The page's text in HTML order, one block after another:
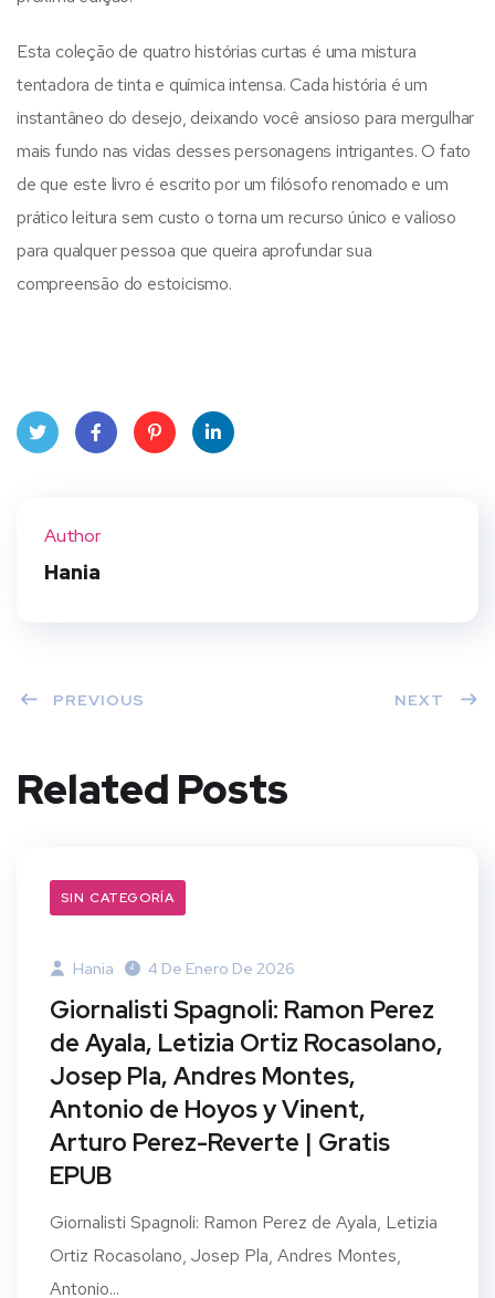
Esta coleção de quatro histórias curtas é uma mistura
tentadora de tinta e química intensa. Cada história é um
instantâneo do desejo, deixando você ansioso para mergulhar
mais fundo nas vidas desses personagens intrigantes. O fato
de que este livro é escrito por um filósofo renomado e um
prático leitura sem custo o torna um recurso único e valioso
para qualquer pessoa que queira aprofundar sua
compreensão do estoicismo.
Author
Hania
PREVIOUS NEXT
Related Posts
SIN CATEGORÍA
Hania 4 De Enero De 2026
Giornalisti Spagnoli: Ramon Perez
de Ayala, Letizia Ortiz Rocasolano,
Josep Pla, Andres Montes,
Antonio de Hoyos y Vinent,
Arturo Perez-Reverte | Gratis
EPUB
Giornalisti Spagnoli: Ramon Perez de Ayala, Letizia
Ortiz Rocasolano, Josep Pla, Andres Montes,
Antonio...